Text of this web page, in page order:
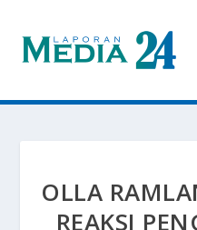
OLLA
REAKSI